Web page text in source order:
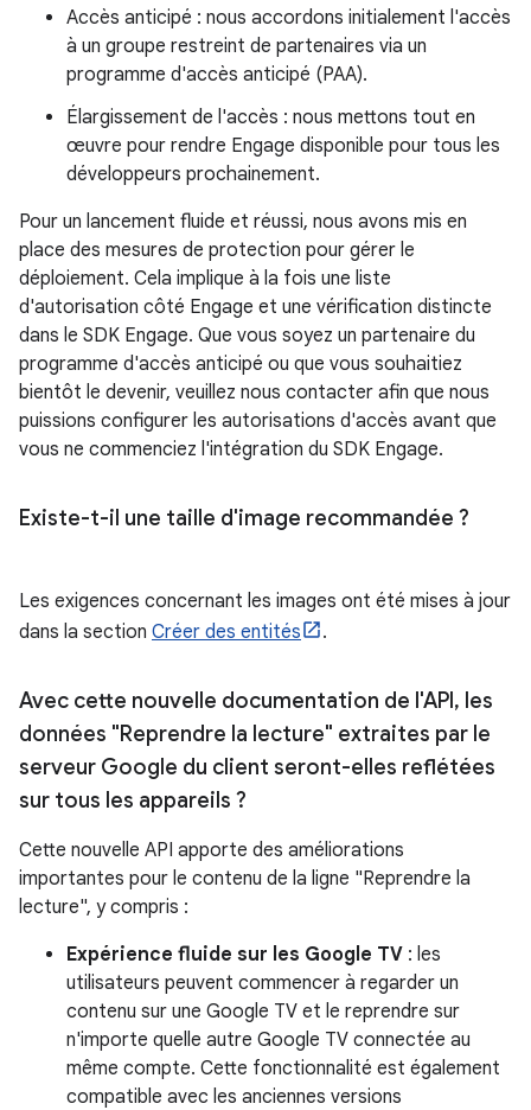
Accès anticipé : nous accordons initialement l'accès
à un groupe restreint de partenaires via un
programme d'accès anticipé (PAA).
Élargissement de l'accès : nous mettons tout en
œuvre pour rendre Engage disponible pour tous les
développeurs prochainement.
Pour un lancement fluide et réussi, nous avons mis en
place des mesures de protection pour gérer le
déploiement. Cela implique à la fois une liste
d'autorisation côté Engage et une vérification distincte
dans le SDK Engage. Que vous soyez un partenaire du
programme d'accès anticipé ou que vous souhaitiez
bientôt le devenir, veuillez nous contacter afin que nous
puissions configurer les autorisations d'accès avant que
vous ne commenciez l'intégration du SDK Engage.
Existe-t-il une taille d'image recommandée ?
Les exigences concernant les images ont été mises à jour
dans la section Créer des entités .
Avec cette nouvelle documentation de l'API , les
données "Reprendre la lecture" extraites par le
serveur Google du client seront-elles reflétées
sur tous les appareils ?
Cette nouvelle API apporte des améliorations
importantes pour le contenu de la ligne "Reprendre la
lecture", y compris :
Expérience fluide sur les Google TV : les
utilisateurs peuvent commencer à regarder un
contenu sur une Google TV et le reprendre sur
n'importe quelle autre Google TV connectée au
même compte. Cette fonctionnalité est également
compatible avec les anciennes versions